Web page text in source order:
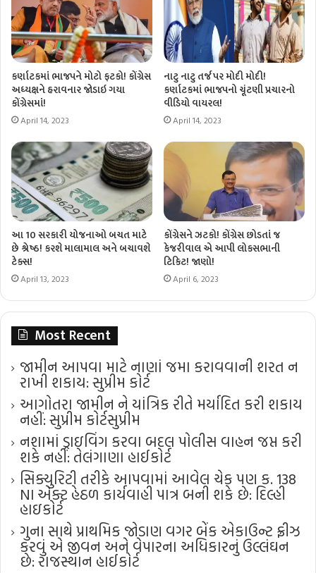
કર્ણાટકમાં ભાજપને મોટો ફટકો! કોંગ્રેસ
અધ્યક્ષને હરાવનાર જોડાઇ ગયા
કોંગ્રેસમાં!
April 14, 2023
નાટુ નાટુ તર્જ પર મોદી મોદી!
કર્ણાટકમાં ભાજપનો ચૂંટણી પ્રચારનો
વીડિયો વાયરલ!
April 14, 2023
આ 10 સરકારી યોજનાઓ બચત માટે
છે શ્રેષ્ઠ! કરશે માલામાલ અને બચાવશે
ટેક્સ!
April 13, 2023
કોંગ્રેસને ઝટકો! કોંગ્રેસ છોડતાં જ
કેજરીવાલ એ આપી લોકસભાની
ટિકિટ! જાણો!
April 6, 2023
Most Recent
જામીન આપવા માટે નાણાં જમા કરાવવાની શરત ન
રાખી શકાય: સુપ્રીમ કોર્ટ
આગોતરા જામીન ને યાંત્રિક રીતે મર્યાદિત કરી શકાય
નહીં: સુપ્રીમ કોર્ટ​સુપ્રીમ
નશામાં ડ્રાઇવિંગ કરવા બદલ પોલીસ વાહન જપ્ત કરી
શકે નહીં: તેલંગાણા હાઈકોર્ટ
સિક્યુરિટી તરીકે આપવામાં આવેલ ચેક પણ ક. 138
NI એક્ટ હેઠળ કાર્યવાહી પાત્ર બની શકે છે: દિલ્હી
હાઇકોર્ટ
ગુના સાથે પ્રાથમિક જોડાણ વગર બેંક એકાઉન્ટ ફ્રીઝ
કરવું એ જીવન અને વેપારના અધિકારનું ઉલ્લંઘન
છે: રાજસ્થાન હાઈકોર્ટ